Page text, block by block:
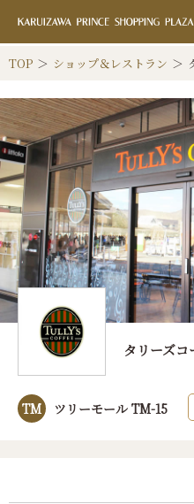
TOP ショップ＆レストラン
タリーズコ
TM ツリーモール TM-15